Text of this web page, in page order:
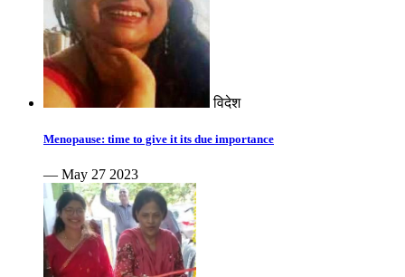
विदेश
Menopause: time to give it its due importance
— May 27 2023